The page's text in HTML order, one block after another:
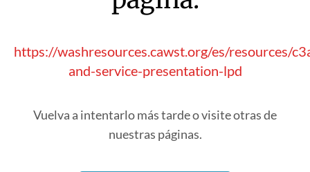
https://washresources.cawst.org/es/resources/
and-service-presentation-lpd
Vuelva a intentarlo más tarde o visite otras de
nuestras páginas.